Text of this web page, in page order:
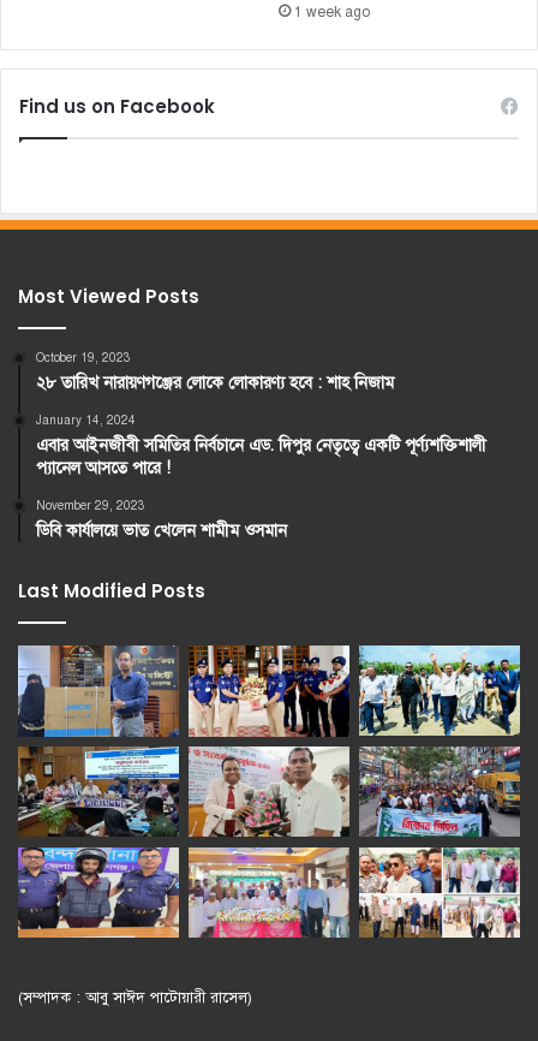
1 week ago
Find us on Facebook
Most Viewed Posts
October 19, 2023
২৮ তারিখ নারায়ণগঞ্জের লোকে লোকারণ্য হবে : শাহ নিজাম
January 14, 2024
এবার আইনজীবী সমিতির নির্বচানে এড. দিপুর নেতৃত্বে একটি পূর্ণ্যশক্তিশালী
প্যানেল আসতে পারে !
November 29, 2023
ডিবি কার্যালয়ে ভাত খেলেন শামীম ওসমান
Last Modified Posts
(সম্পাদক : আবু সাঈদ পাটোয়ারী রাসেল)